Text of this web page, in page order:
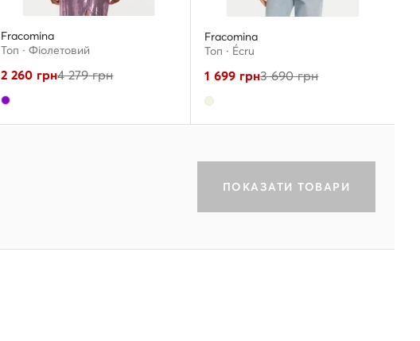
Fracomina
Топ · Фіолетовий
2 260 грн4 279грн
Fracomina
Топ · Écru
1 699 грн3 690грн
ПОКАЗАТИ ТОВАРИ